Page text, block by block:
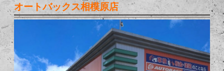
オートバックス相模原店